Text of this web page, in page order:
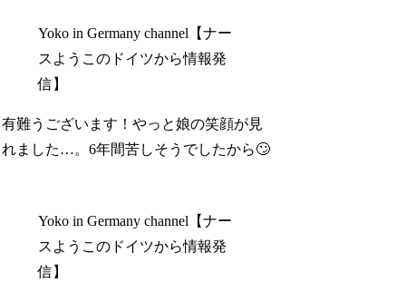
Yoko in Germany channel【ナー
スようこのドイツから情報発
信】
有難うございます！やっと娘の笑顔が見
れました…。6年間苦しそうでしたから🙄
Yoko in Germany channel【ナー
スようこのドイツから情報発
信】